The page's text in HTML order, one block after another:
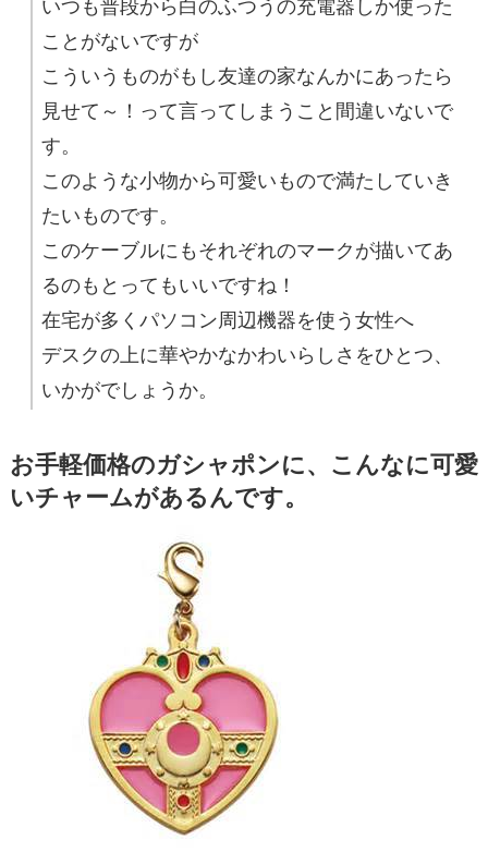
いつも普段から白のふつうの充電器しか使った
ことがないですが
こういうものがもし友達の家なんかにあったら
見せて～！って言ってしまうこと間違いないで
す。
このような小物から可愛いもので満たしていき
たいものです。
このケーブルにもそれぞれのマークが描いてあ
るのもとってもいいですね！
在宅が多くパソコン周辺機器を使う女性へ
デスクの上に華やかなかわいらしさをひとつ、
いかがでしょうか。
お手軽価格のガシャポンに、こんなに可愛
いチャームがあるんです。